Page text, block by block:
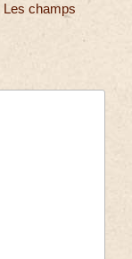
Les champs